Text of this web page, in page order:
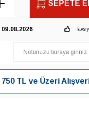
SEPETE
09.08.2026
750 TL ve Üzeri